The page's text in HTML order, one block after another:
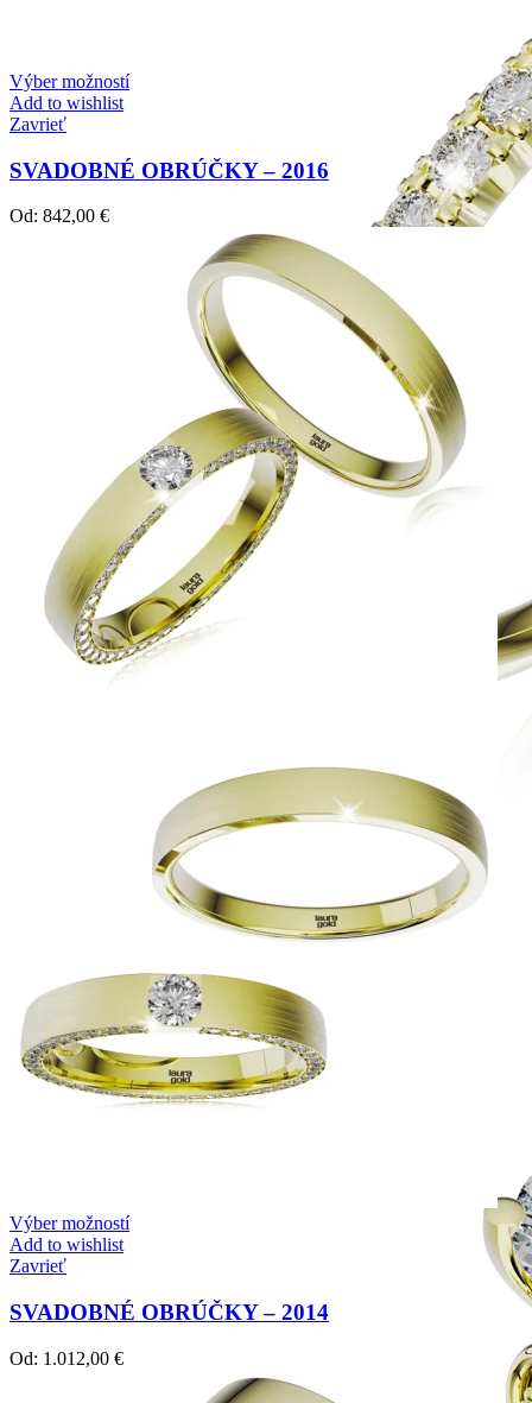
Mistique Love
Zásnubné prstne z kolekcie Mistique Love.
Výber možností
Add to wishlist
Zavrieť
SVADOBNÉ OBRÚČKY – 2016
Od: 842,00 €
Výber možností
Add to wishlist
Zavrieť
SVADOBNÉ OBRÚČKY – 2014
Od: 1.012,00 €